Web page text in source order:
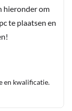
hieronder om
te plaatsen en
en kwalificatie.